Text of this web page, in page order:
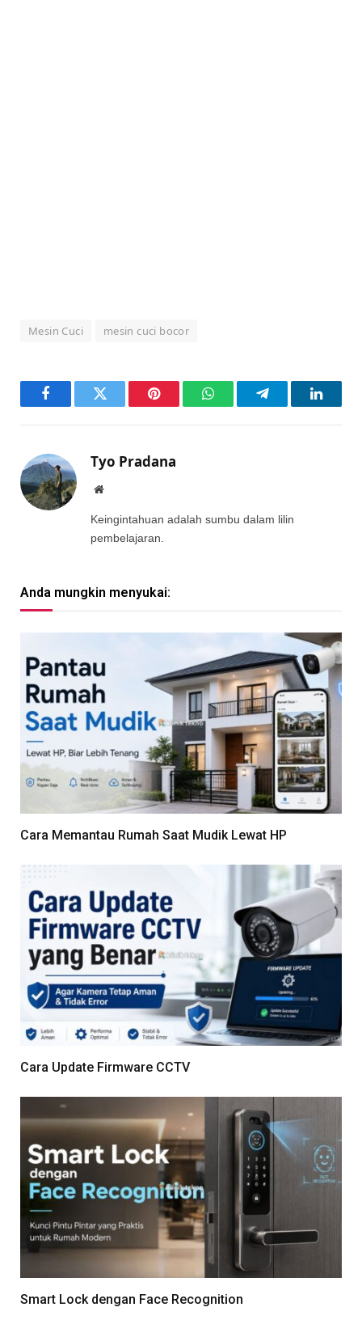
Mesin Cuci mesin cuci bocor
FacebookTwitter Pinterest WhatsAppTelegram
Tyo Pradana
Website
Keingintahuan adalah sumbu dalam lilin
pembelajaran.
Anda mungkin menyukai:
Cara Memantau Rumah Saat Mudik Lewat HP
Cara Update Firmware CCTV
Smart Lock dengan Face Recognition